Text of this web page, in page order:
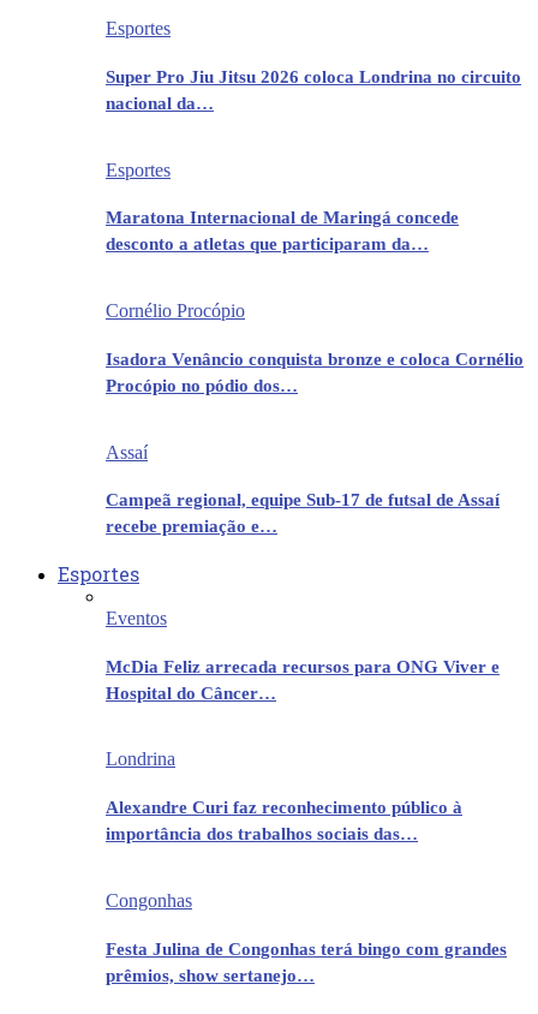
Esportes
Super Pro Jiu Jitsu 2026 coloca Londrina no circuito
nacional da…
Esportes
Maratona Internacional de Maringá concede
desconto a atletas que participaram da…
Cornélio Procópio
Isadora Venâncio conquista bronze e coloca Cornélio
Procópio no pódio dos…
Assaí
Campeã regional, equipe Sub-17 de futsal de Assaí
recebe premiação e…
Esportes
Eventos
McDia Feliz arrecada recursos para ONG Viver e
Hospital do Câncer…
Londrina
Alexandre Curi faz reconhecimento público à
importância dos trabalhos sociais das…
Congonhas
Festa Julina de Congonhas terá bingo com grandes
prêmios, show sertanejo…